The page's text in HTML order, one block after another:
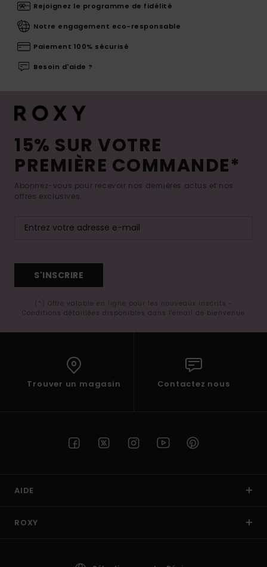
Rejoignez le programme de fidélité
Notre engagement eco-responsable
Paiement 100% sécurisé
Besoin d'aide ?
15% SUR VOTRE
PREMIÈRE COMMANDE*
Abonnez-vous pour recevoir nos dernières actus et nos
offres exclusives.
S'INSCRIRE
(*) Offre valable en ligne pour les nouveaux inscrits -
Conditions détaillées disponibles dans l'email de bienvenue
Trouver un magasin Contactez nous
AIDE
ROXY